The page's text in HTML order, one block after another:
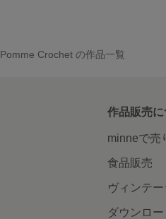
Pomme Crochet の作品一覧
作品販売に
minneで売
食品販売
ヴィンテ
ダウンロ